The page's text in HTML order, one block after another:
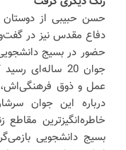
حسن حبیبی از
دفاع مقدس نیز در
جوان 20
عمل و ذوق فرهنگی‌اش،
درباره این جوان
خاطره‌انگیزترین
بسیج دانشجویی